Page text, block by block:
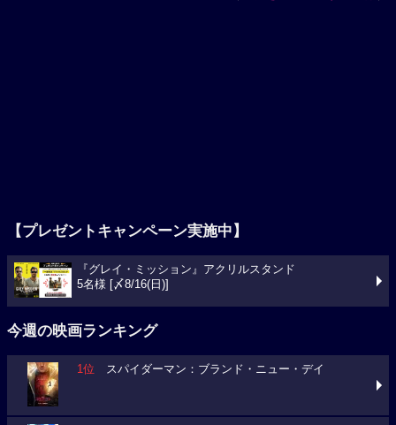
【プレゼントキャンペーン実施中】
『グレイ・ミッション』アクリルスタンド
5名様 [〆8/16(日)]
今週の映画ランキング
1位 スパイダーマン：ブランド・ニュー・デイ